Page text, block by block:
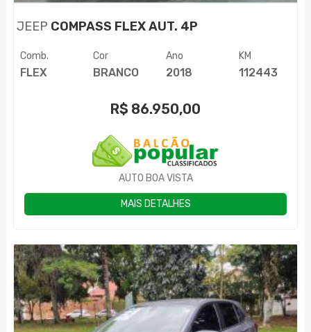
JEEP COMPASS FLEX AUT. 4P
Comb.
FLEX
Cor
BRANCO
Ano
2018
KM
112443
R$ 86.950,00
AUTO BOA VISTA
MAIS DETALHES